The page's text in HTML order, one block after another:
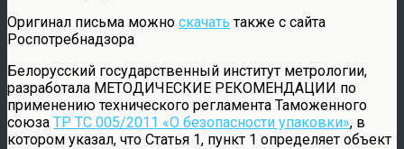
Оригинал письма можно скачать также с сайта
Роспотребнадзора
Белорусский государственный институт метрологии,
разработала МЕТОДИЧЕСКИЕ РЕКОМЕНДАЦИИ по
применению технического регламента Таможенного
союза ТР ТС 005/2011 «О безопасности упаковки», в
котором указал, что Статья 1, пункт 1 определяет объект